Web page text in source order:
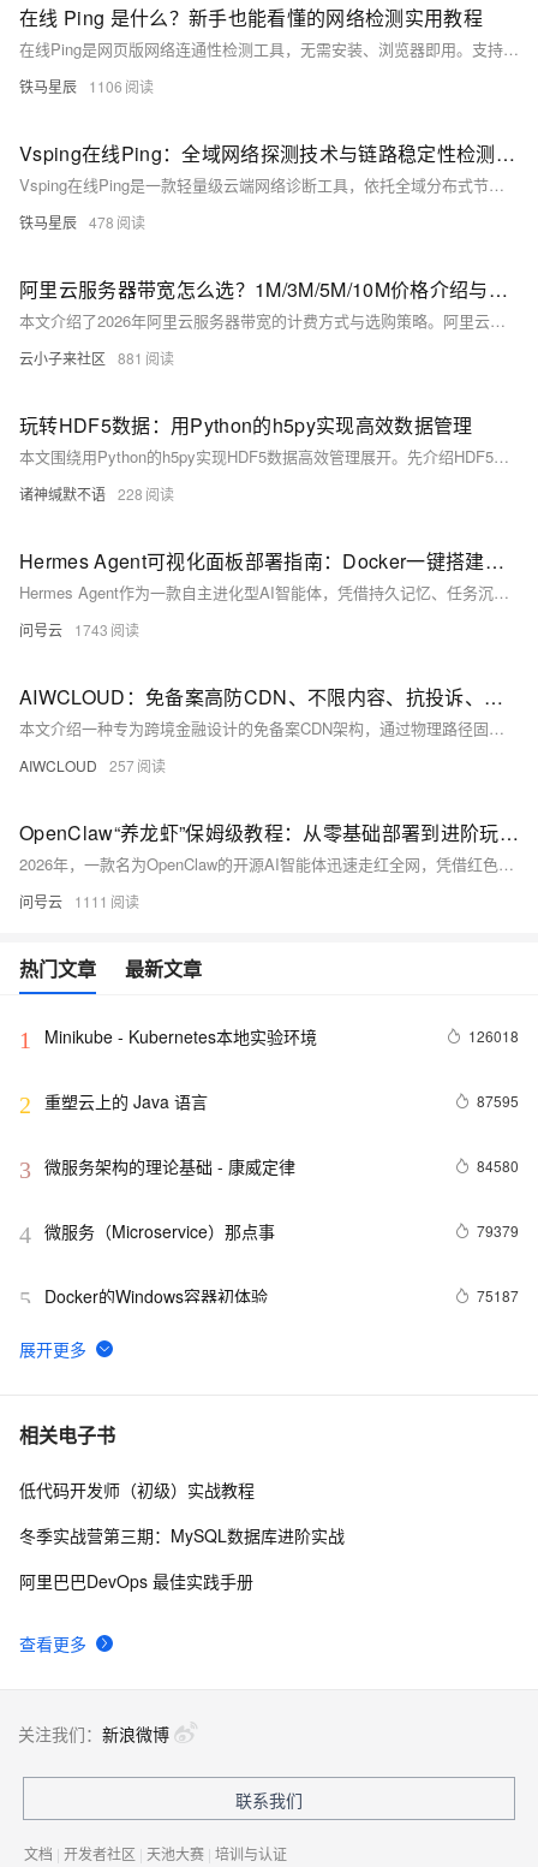
在线 Ping 是什么？新手也能看懂的网络检测实用教程
在线Ping是网页版网络连通性检测工具，无需安装、浏览器即用。支持多节点、多协议（ICMP/TCP）探测，可快速诊断延迟、丢包、线路稳定性及地域访问差异，广泛用于建站自查、故障排查与网络优化。（239字）
铁马星辰 1106
Vsping在线Ping：全域网络探测技术与链路稳定性检测解析
Vsping在线Ping是一款轻量级云端网络诊断工具，依托全域分布式节点，支持多地域、多运营商同步Ping探测，无需安装、一键操作。可精准定位延迟、丢包、区域性访问异常等故障，适用于个人自查、远程办公、网站运维及服务器优化，全面提升网络排查效率与稳定性。（239字）
铁马星辰 478
阿里云服务器带宽怎么选？1M/3M/5M/10M价格介绍与选购省钱技巧
本文介绍了2026年阿里云服务器带宽的计费方式与选购策略。阿里云提供固定带宽（包月/包年）和按流量计费两种模式，带宽独享且价格随档位非线性增长。以热门的经济型e实例（99元/年，3M固定带宽）和通用算力型u1实例（199元/年，5M固定带宽）为例，详细对比了1M至10M带宽的年付成本差异。文章建议用户根据业务流量模型合理选配，优先通过官方活动入口购买以享折扣，善用优惠券实现折上折，并选择"续费同价"产品保障长期成本可控，避免因初期选择低带宽而导致后期付出更高升级代价。
云小子来社区 881
玩转HDF5数据：用Python的h5py实现高效数据管理
本文围绕用Python的h5py实现HDF5数据高效管理展开。先介绍HDF5优势，如层次分明、高效存储、跨平台等。接着讲解文件结构，展示h5py安装、文件流获取、数据读写等操作，还提及进阶技巧、查看数据软件、常见问题及参考资料。
诸神缄默不语 228
Hermes Agent可视化面板部署指南：Docker一键搭建WebUI全平台教程（Windows+Linux通用）
Hermes Agent作为一款自主进化型AI智能体，凭借持久记忆、任务沉淀、多工具并行等能力，成为开发者与办公用户的高效助手。但原生命令行操作对新手不够友好，复杂指令记忆成本高，可视化管理需求日益强烈。Hermes WebUI的出现彻底解决了这一问题，通过图形化界面即可完成模型配置、任务管理、文件操作、对话交互、定时任务等全部功能，大幅降低使用门槛。
问号云 1743
AIWCLOUD：免备案高防CDN、不限内容、抗投诉、在跨境金融级数据同步场景下
本文介绍一种专为跨境金融设计的免备案CDN架构，通过物理路径固化、PTP亚微秒时钟同步与MACsec链路层加密，实现低抖动、高安全、强合规的“数据专线级”传输，满足支付清算、外汇交易等场景的严苛要求。（239字）
AIWCLOUD 257
OpenClaw“养龙虾”保姆级教程：从零基础部署到进阶玩法与安全避坑指南
2026年，一款名为OpenClaw的开源AI智能体迅速走红全网，凭借红色龙虾样式的标识，被爱好者亲切称作“龙虾”，而部署、调教与使用OpenClaw的全过程，也被大家戏称为“养龙虾”。OpenClaw的核心理念是打造真正能落地执行任务的AI，它打破了传统AI仅停留在对话交互的局限，通过赋予模型操作系统、操控软件、读写文件、控制浏览器、执行代码等真实操作权限，让AI从“聊天助手”升级为可以自主干活的数字员工，能够理解自然语言指令并独立完成一系列自动化工作流。
问号云 1111
热门文章 最新文章
1 Minikube - Kubernetes本地实验环境 126018
2 重塑云上的 Java 语言 87595
3 微服务架构的理论基础 - 康威定律 84580
4 微服务（Microservice）那点事 79379
5 Docker的Windows容器初体验 75187
6 Docker学习路线图 (持续更新中)
7 利用Zipkin对Spring Cloud应用进行服务追踪分析
8 当 Kubernetes 遇到阿里云
CI
相关电子书
查看更多
低代码开发师（初级）实战教程
冬季实战营第三期：MySQL数据库进阶实战
阿里巴巴DevOps 最佳实践手册
关注我们： 新浪微博
联系我们
文档 | 开发者社区 | 天池大赛 | 培训与认证